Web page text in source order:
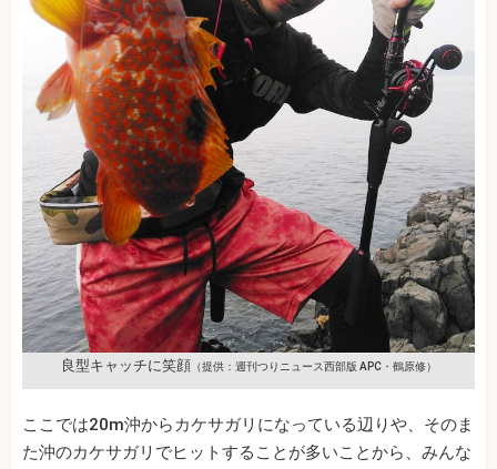
良型キャッチに笑顔 （提供：週刊つりニュース西部版 APC・鶴原修）
ここでは20m沖からカケサガリになっている辺りや、そのま
た沖のカケサガリでヒットすることが多いことから、みんな